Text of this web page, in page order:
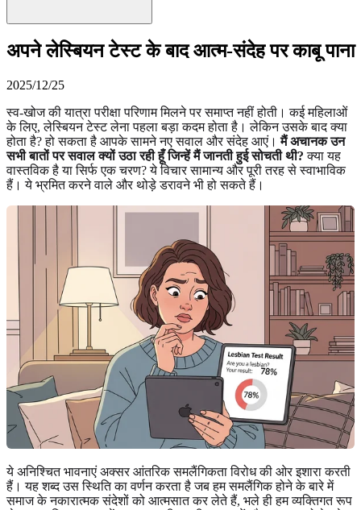
अपने लेस्बियन टेस्ट के बाद आत्म-संदेह पर काबू पाना
2025/12/25
स्व-खोज की यात्रा परीक्षा परिणाम मिलने पर समाप्त नहीं होती। कई महिलाओं
के लिए, लेस्बियन टेस्ट लेना पहला बड़ा कदम होता है। लेकिन उसके बाद क्या
होता है? हो सकता है आपके सामने नए सवाल और संदेह आएं।मैं अचानक उन
सभी बातों पर सवाल क्यों उठा रही हूँ जिन्हें मैं जानती हुई सोचती थी? क्या यह
वास्तविक है या सिर्फ एक चरण? ये विचार सामान्य और पूरी तरह से स्वाभाविक
हैं। ये भ्रमित करने वाले और थोड़े डरावने भी हो सकते हैं।
ये अनिश्चित भावनाएं अक्सर आंतरिक समलैंगिकता विरोध की ओर इशारा करती
हैं। यह शब्द उस स्थिति का वर्णन करता है जब हम समलैंगिक होने के बारे में
समाज के नकारात्मक संदेशों को आत्मसात कर लेते हैं, भले ही हम व्यक्तिगत रूप